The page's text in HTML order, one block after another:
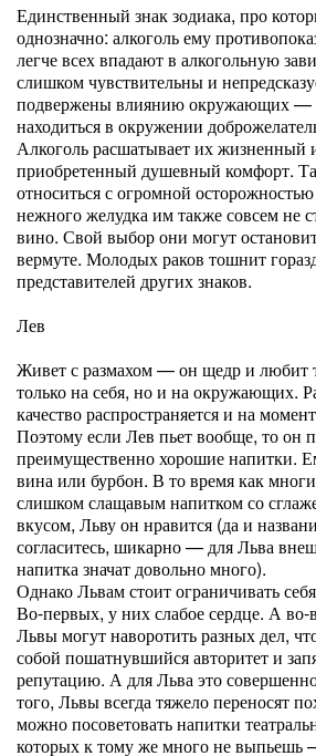
Единственный знак зодиака, про
однозначно: алкоголь ему
легче всех впадают в алкогольную
слишком чувствительны и
подвержены влиянию окружающих —
находиться в окружении
Алкоголь расшатывает их жизненный
приобретенный душевный комфорт.
относиться с огромной
нежного желудка им также совсем не
вино. Свой выбор они могут
вермуте. Молодых раков тошнит
представителей других знаков.
Лев
Живет с размахом — он щедр и любит
только на себя, но и на окружающих.
качество распространяется и на
Поэтому если Лев пьет вообще, то он
преимущественно хорошие напитки.
вина или бурбон. В то время как
слишком слащавым напитком со
вкусом, Льву он нравится (да и
согласитесь, шикарно — для Льва
напитка значат довольно много).
Однако Львам стоит ограничивать
Во-первых, у них слабое сердце. А
Львы могут наворотить разных дел,
собой пошатнувшийся авторитет и
репутацию. А для Льва это
того, Львы всегда тяжело переносят
можно посоветовать напитки
которых к тому же много не выпьешь